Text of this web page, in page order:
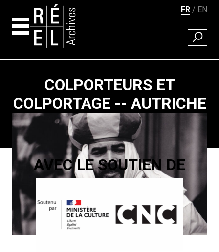
FR EN
COLPORTEURS ET
COLPORTAGE -- AUTRICHE
Pagination
AVEC LE SOUTIEN DE